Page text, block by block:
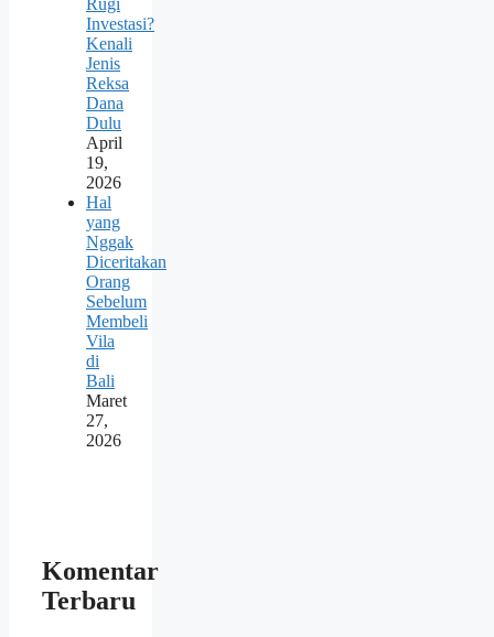
Rugi
Investasi?
Kenali
Jenis
Reksa
Dana
Dulu
April
19,
2026
Hal
yang
Nggak
Diceritakan
Orang
Sebelum
Membeli
Vila
di
Bali
Maret
27,
2026
Komentar
Terbaru